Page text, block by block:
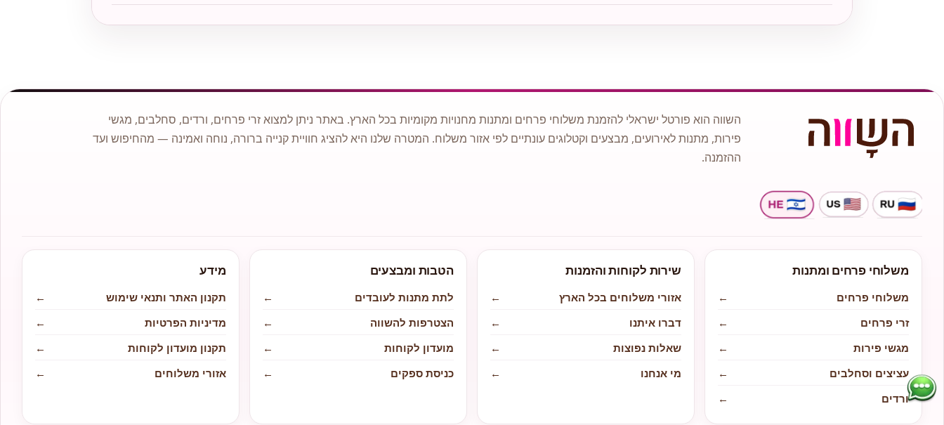
השווה הוא פורטל ישראלי להזמנת משלוחי פרחים ומתנות מחנויות מקומיות בכל הארץ. באתר ניתן למצוא זרי פרחים, ורדים, סחלבים, מגשי
פירות, מתנות לאירועים, מבצעים וקטלוגים עונתיים לפי אזור משלוח. המטרה שלנו היא להציג חוויית קנייה ברורה, נוחה ואמינה — מהחיפוש ועד
ההזמנה.
משלוחי פרחים ומתנות
משלוחי פרחים
←
זרי פרחים
←
מגשי פירות
←
עציצים וסחלבים
←
ורדים
←
שירות לקוחות והזמנות
אזורי משלוחים בכל הארץ
←
דברו איתנו
←
שאלות נפוצות
←
מי אנחנו
←
הטבות ומבצעים
לתת מתנות לעובדים
←
הצטרפות להשווה
←
מועדון לקוחות
←
כניסת ספקים
←
מידע
תקנון האתר ותנאי שימוש
←
מדיניות הפרטיות
←
תקנון מועדון לקוחות
←
אזורי משלוחים
←